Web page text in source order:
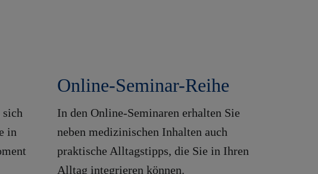
sich
in
Online-Seminar-Reihe
In den Online-Seminaren erhalten Sie
neben medizinischen Inhalten auch
praktische Alltagstipps, die Sie in Ihren
Alltag integrieren können.